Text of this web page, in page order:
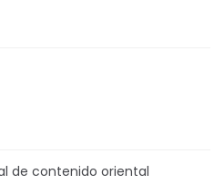
de contenido oriental